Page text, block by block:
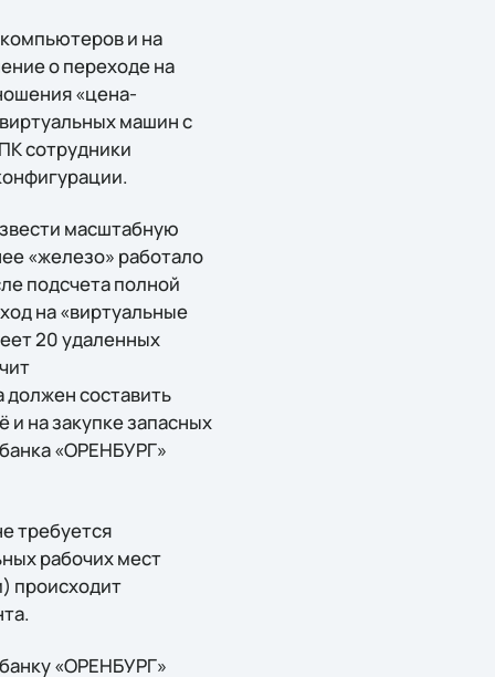
и на
о переходе на
«цена-
машин с
сотрудники
масштабную
«железо» работало
подсчета полной
на «виртуальные
20 удаленных
составить
на закупке запасных
«ОРЕНБУРГ»
требуется
рабочих мест
происходит
«ОРЕНБУРГ»